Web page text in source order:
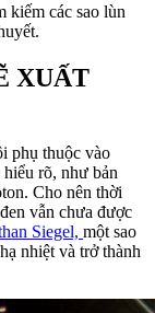
kiếm các sao lùn
XUẤT
phụ thuộc vào
rõ, như bản
Cho nên thời
vẫn chưa được
Siegel, một sao
nhiệt và trở thành